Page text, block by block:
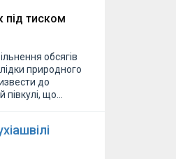
під тиском
обсягів
природного
до
що…